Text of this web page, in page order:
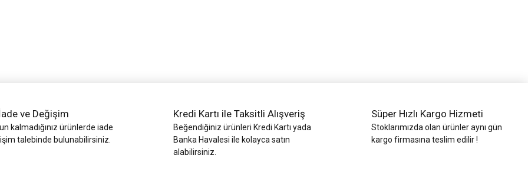
ve Değişim
kalmadığınız ürünlerde iade
talebinde bulunabilirsiniz.
Kredi Kartı ile Taksitli Alışveriş
Beğendiğiniz ürünleri Kredi Kartı yada
Banka Havalesi ile kolayca satın
alabilirsiniz.
Süper Hızlı Kargo Hizmeti
Stoklarımızda olan ürünler aynı gün
kargo firmasına teslim edilir !